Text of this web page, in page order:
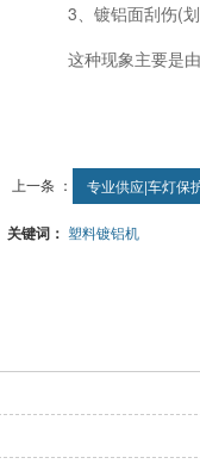
3、镀铝面刮伤(
这种现象主要是由
上一条 ： 专业供应|车灯保
关键词： 塑料镀铝机